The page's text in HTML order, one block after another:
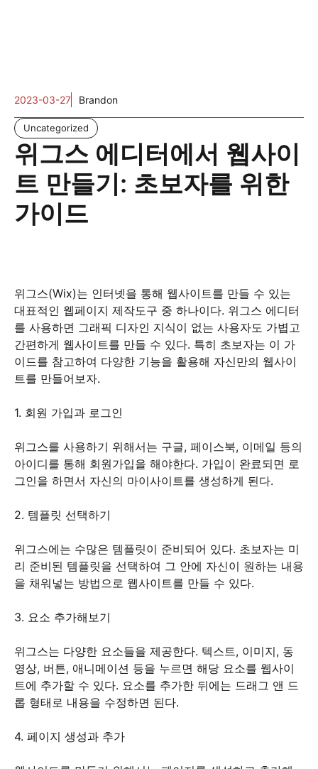
2023-03-27 Brandon
Uncategorized
위그스 에디터에서 웹사이
트 만들기: 초보자를 위한
가이드
위그스(Wix)는 인터넷을 통해 웹사이트를 만들 수 있는
대표적인 웹페이지 제작도구 중 하나이다. 위그스 에디터
를 사용하면 그래픽 디자인 지식이 없는 사용자도 가볍고
간편하게 웹사이트를 만들 수 있다. 특히 초보자는 이 가
이드를 참고하여 다양한 기능을 활용해 자신만의 웹사이
트를 만들어보자.
1. 회원 가입과 로그인
위그스를 사용하기 위해서는 구글, 페이스북, 이메일 등의
아이디를 통해 회원가입을 해야한다. 가입이 완료되면 로
그인을 하면서 자신의 마이사이트를 생성하게 된다.
2. 템플릿 선택하기
위그스에는 수많은 템플릿이 준비되어 있다. 초보자는 미
리 준비된 템플릿을 선택하여 그 안에 자신이 원하는 내용
을 채워넣는 방법으로 웹사이트를 만들 수 있다.
3. 요소 추가해보기
위그스는 다양한 요소들을 제공한다. 텍스트, 이미지, 동
영상, 버튼, 애니메이션 등을 누르면 해당 요소를 웹사이
트에 추가할 수 있다. 요소를 추가한 뒤에는 드래그 앤 드
롭 형태로 내용을 수정하면 된다.
4. 페이지 생성과 추가